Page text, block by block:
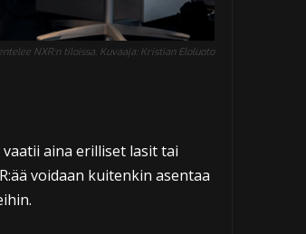
NXR:n tiloissa. Kuvaaja: Kristian Eloluoto
aina erilliset lasit tai
voidaan kuitenkin asentaa